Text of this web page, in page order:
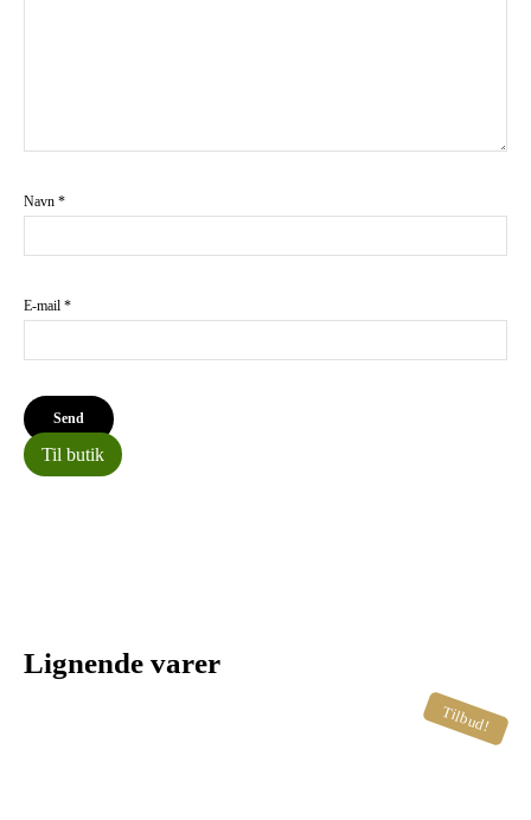
Navn *
E-mail *
Til butik
Lignende varer
Tilbud!